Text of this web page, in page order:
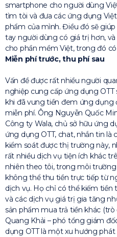
smartphone cho người dùng
tìm tòi và đưa các ứng dụng
phẩm của mình. Điều đó sẽ
tay người dùng có giá trị hơn,
cho phần mềm Việt, trong đó
Miễn phí trước, thu phí sau
Vấn đề được rất nhiều người
nghiệp cung cấp ứng dụng OTT
khi đã vung tiền đem ứng dụng
miễn phí. Ông Nguyễn Quốc
Công ty Wala, chủ sở hữu ứng
ứng dụng OTT, chat, nhắn tin là
kiểm soát được thị trường này,
rất nhiều dịch vụ tiện ích khác
nhiên theo tôi, trong môi
không thể thu tiền trực tiếp từ
dịch vụ. Họ chỉ có thể kiếm tiền
và các dịch vụ giá trị gia tăng
sản phẩm mua trả tiền khác (trò
Quang Khải – phó tổng giám
dụng OTT là một xu hướng